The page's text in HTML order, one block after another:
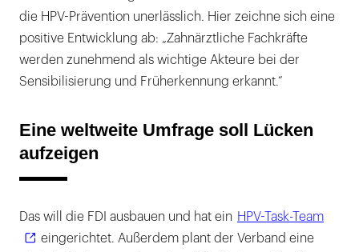
die HPV-Prävention unerlässlich. Hier zeichne sich eine
positive Entwicklung ab: „Zahnärztliche Fachkräfte
werden zunehmend als wichtige Akteure bei der
Sensibilisierung und Früherkennung erkannt.“
Eine weltweite Umfrage soll Lücken
aufzeigen
Das will die FDI ausbauen und hat ein HPV-Task-Team
eingerichtet. Außerdem plant der Verband eine